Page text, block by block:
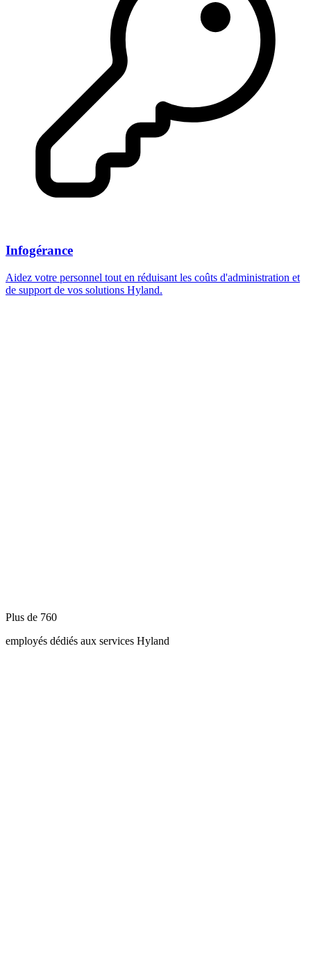
Infogérance
Aidez votre personnel tout en réduisant les coûts d'administration et
de support de vos solutions Hyland.
Plus de 760
employés dédiés aux services Hyland